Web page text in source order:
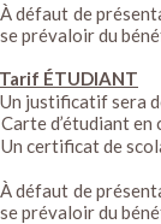
À défaut de
se prévaloir du
Tarif ÉTUDIANT
Un justificatif sera
Carte d’étudiant
Un certificat de
À défaut de
se prévaloir du